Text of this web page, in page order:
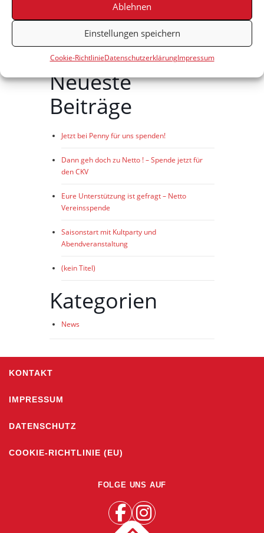
Ablehnen
Einstellungen speichern
Cookie-RichtlinieDatenschutzerklärungImpressum
Neueste
Beiträge
Jetzt bei Penny für uns spenden!
Dann geh doch zu Netto ! – Spende jetzt für
den CKV
Eure Unterstützung ist gefragt – Netto
Vereinsspende
Saisonstart mit Kultparty und
Abendveranstaltung
(kein Titel)
Kategorien
News
KONTAKT
IMPRESSUM
DATENSCHUTZ
COOKIE-RICHTLINIE (EU)
FOLGE UNS AUF